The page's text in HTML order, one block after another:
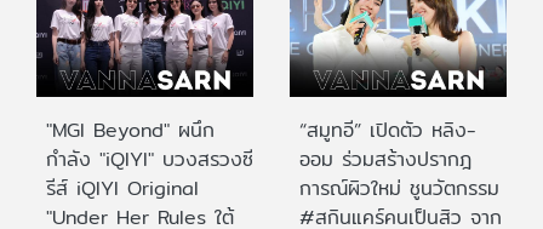
"MGI Beyond" ผนึก
กำลัง "iQIYI" บวงสรวงซี
รีส์ iQIYI Original
"Under Her Rules ใต้
“สมูทอี” เปิดตัว หลิง-
ออม ร่วมสร้างปรากฎ
การณ์ผิวใหม่ ชูนวัตกรรม
#สกินแคร์คนเป็นสิว จาก